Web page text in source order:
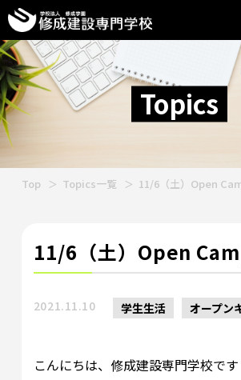
Topics
Top Topics一覧 11/6（土）Open
11/6（土）Open
2021.11.10 学生生活 オープン
こんにちは、修成建設専門学校です